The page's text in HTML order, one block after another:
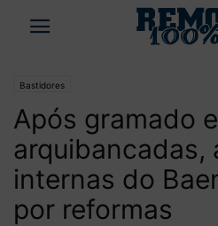
Bastidores
Após gramado e
arquibancadas,
internas do
por reformas